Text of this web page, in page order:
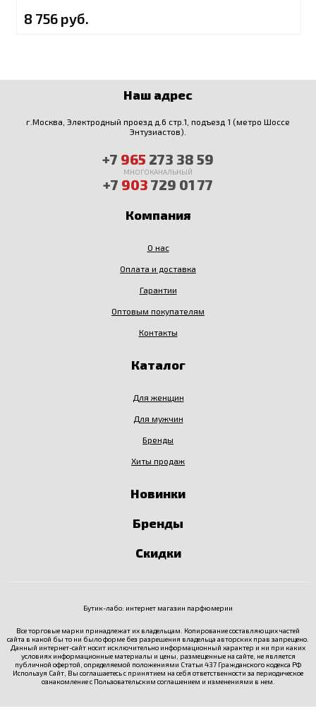
8 756 руб.
Наш адрес
г.Москва, Электродный проезд д.6 стр.1, подъезд 1 (метро Шоссе
Энтузиастов).
+7 965 273 38 59
МНОГОКАНАЛЬНЫЙ
+7 903 729 01 77
Компания
О нас
Оплата и доставка
Гарантии
Оптовым покупателям
Контакты
Каталог
Для женщин
Для мужчин
Бренды
Хиты продаж
Новинки
Бренды
Скидки
Бутик-лабо: интернет магазин парфюмерии
Все торговые марки принадлежат их владельцам. Копирование составляющих частей
сайта в какой бы то ни было форме без разрешения владельца авторских прав запрещено.
Данный интернет-сайт носит исключительно информационный характер и ни при каких
условиях информационные материалы и цены, размещенные на сайте, не является
публичной офертой, определяемой положениями Статьи 437 Гражданского кодекса РФ
Используя Сайт, Вы соглашаетесь с принятием на себя ответственности за периодическое
ознакомление с Пользовательским соглашением и изменениями в нем.